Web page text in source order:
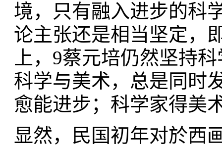
境，只有融入进步的科
论主张还是相当坚定，
上，9蔡元培仍然坚持
科学与美术，总是同时
愈能进步；科学家得美
显然，民国初年对於西